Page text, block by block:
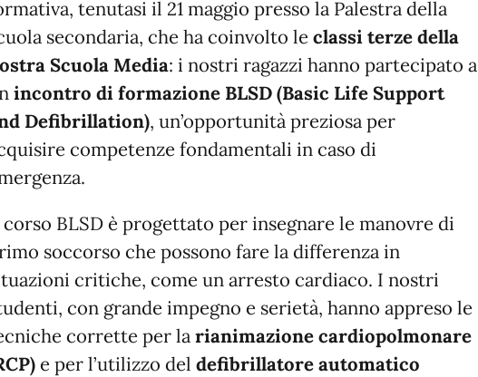
tenutasi il 21 maggio presso la Palestra della
secondaria, che ha coinvolto le classi terze della
Scuola Media: i nostri ragazzi hanno partecipato a
incontro di formazione BLSD (Basic Life Support
Defibrillation), un’opportunità preziosa per
competenze fondamentali in caso di
BLSD è progettato per insegnare le manovre di
soccorso che possono fare la differenza in
critiche, come un arresto cardiaco. I nostri
con grande impegno e serietà, hanno appreso le
corrette per larianimazione cardiopolmonare
e per l’utilizzo del defibrillatore automatico